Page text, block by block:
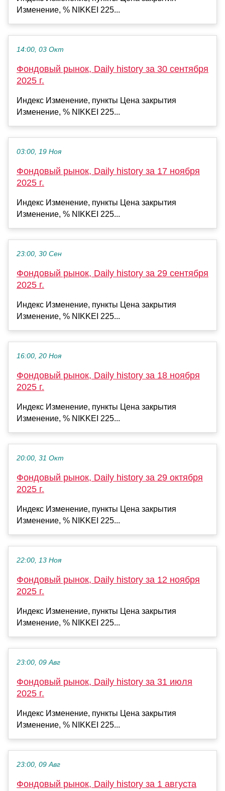
Изменение, % NIKKEI 225...
14:00, 03 Окт
Фондовый рынок, Daily history за 30 сентября
2025 г.
Индекс Изменение, пункты Цена закрытия
Изменение, % NIKKEI 225...
03:00, 19 Ноя
Фондовый рынок, Daily history за 17 ноября
2025 г.
Индекс Изменение, пункты Цена закрытия
Изменение, % NIKKEI 225...
23:00, 30 Сен
Фондовый рынок, Daily history за 29 сентября
2025 г.
Индекс Изменение, пункты Цена закрытия
Изменение, % NIKKEI 225...
16:00, 20 Ноя
Фондовый рынок, Daily history за 18 ноября
2025 г.
Индекс Изменение, пункты Цена закрытия
Изменение, % NIKKEI 225...
20:00, 31 Окт
Фондовый рынок, Daily history за 29 октября
2025 г.
Индекс Изменение, пункты Цена закрытия
Изменение, % NIKKEI 225...
22:00, 13 Ноя
Фондовый рынок, Daily history за 12 ноября
2025 г.
Индекс Изменение, пункты Цена закрытия
Изменение, % NIKKEI 225...
23:00, 09 Авг
Фондовый рынок, Daily history за 31 июля
2025 г.
Индекс Изменение, пункты Цена закрытия
Изменение, % NIKKEI 225...
23:00, 09 Авг
Фондовый рынок, Daily history за 1 августа